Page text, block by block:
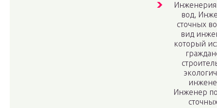
Инженерия
вод,
сточных
вид
который
Инженер